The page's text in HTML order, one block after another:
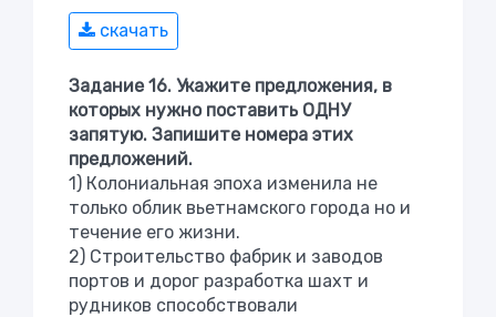
скачать
Задание 16. Укажите предложения, в
которых нужно поставить ОДНУ
запятую. Запишите номера этих
предложений.
1) Колониальная эпоха изменила не
только облик вьетнамского города но и
течение его жизни.
2) Строительство фабрик и заводов
портов и дорог разработка шахт и
рудников способствовали